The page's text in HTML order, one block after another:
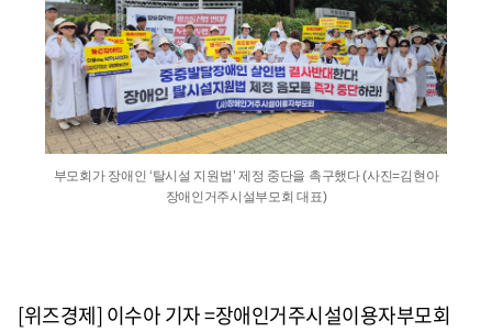
부모회가 장애인 ‘탈시설 지원법’ 제정 중단을 촉구했다 (사진=김현아
장애인거주시설부모회 대표)
[위즈경제] 이수아 기자 =장애인거주시설이용자부모회